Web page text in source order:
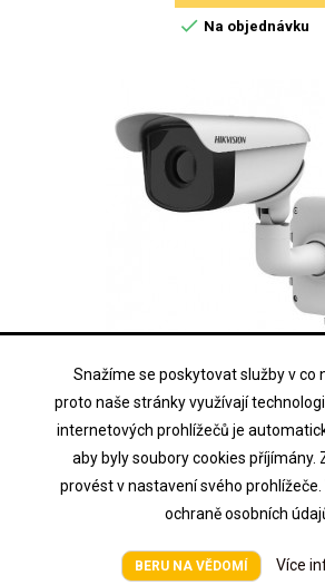
Snažíme se poskytovat služby v co
proto naše stránky využívají
internetových prohlížečů je
aby byly soubory cookies příjímány.
provést v nastavení svého
ochraně osobních
BERU NA VĚDOMÍ Více
 Na objednávku
HIKVISION
DS-2TD2367-75/
IP antikorozní termo kamera s 75mm obj.,
Cena